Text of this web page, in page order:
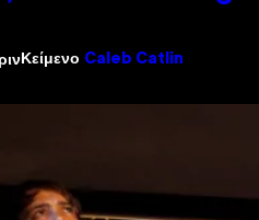
Κείμενο Caleb Catlin